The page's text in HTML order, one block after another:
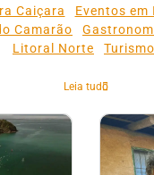
Caiçara
Eventos em
Camarão
Litoral Norte
Turismo
Leia tudo